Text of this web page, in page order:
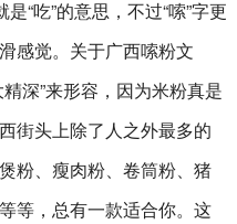
“吃”的意思，不过“嗦”字更
感觉。关于广西嗦粉文
深”来形容，因为米粉真是
街头上除了人之外最多的
粉、瘦肉粉、卷筒粉、猪
等，总有一款适合你。这